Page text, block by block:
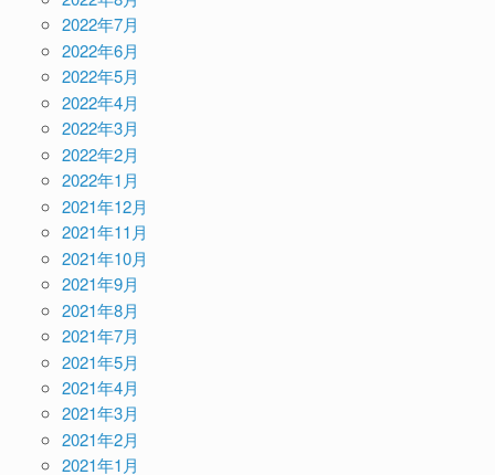
2022年7月
2022年6月
2022年5月
2022年4月
2022年3月
2022年2月
2022年1月
2021年12月
2021年11月
2021年10月
2021年9月
2021年8月
2021年7月
2021年5月
2021年4月
2021年3月
2021年2月
2021年1月